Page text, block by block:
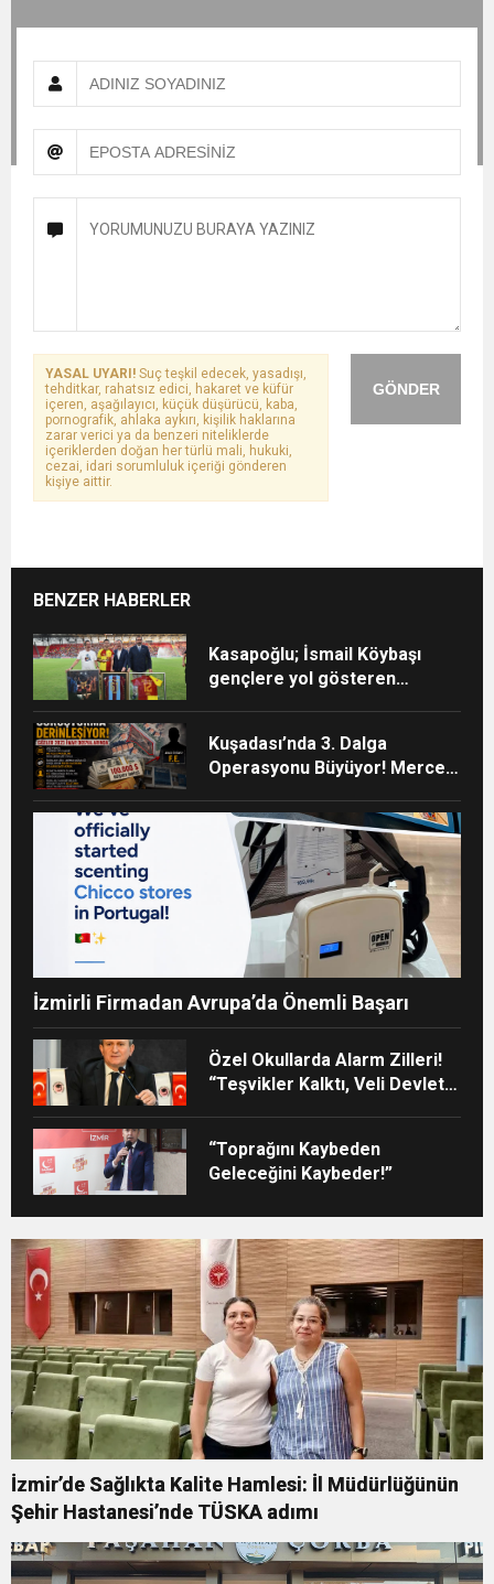
GÖNDER
YASAL UYARI! Suç teşkil edecek, yasadışı,
tehditkar, rahatsız edici, hakaret ve küfür
içeren, aşağılayıcı, küçük düşürücü, kaba,
pornografik, ahlaka aykırı, kişilik haklarına
zarar verici ya da benzeri niteliklerde
içeriklerden doğan her türlü mali, hukuki,
cezai, idari sorumluluk içeriği gönderen
kişiye aittir.
BENZER HABERLER
Kasapoğlu; İsmail Köybaşı
gençlere yol gösteren
Kuşadası’nda 3. Dalga
Operasyonu Büyüyor! Mercek
Planları
İzmirli Firmadan Avrupa’da Önemli Başarı
Özel Okullarda Alarm Zilleri!
“Teşvikler Kalktı, Veli Devlet
“Toprağını Kaybeden
Geleceğini Kaybeder!”
İzmir’de Sağlıkta Kalite Hamlesi: İl Müdürlüğünün
Şehir Hastanesi’nde TÜSKA adımı